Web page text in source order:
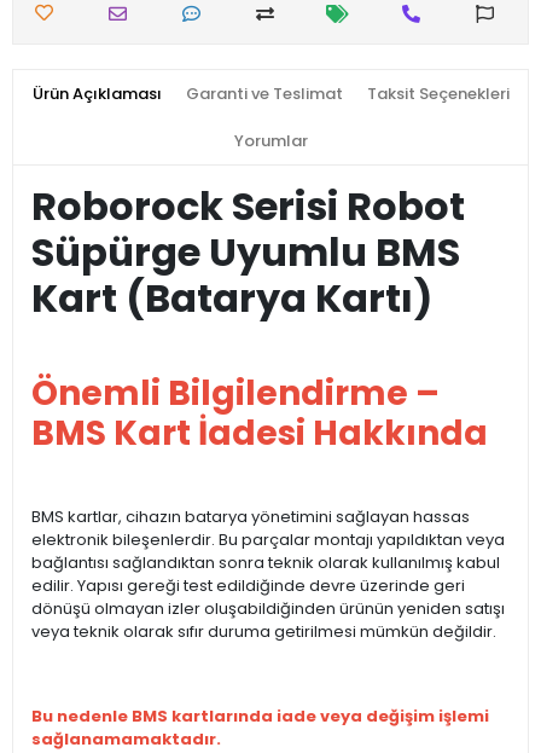
Ürün Açıklaması Garanti ve Teslimat Taksit Seçenekleri
Yorumlar
Roborock Serisi Robot
Süpürge Uyumlu BMS
Kart (Batarya Kartı)
Önemli Bilgilendirme –
BMS Kart İadesi Hakkında
BMS kartlar, cihazın batarya yönetimini sağlayan hassas
elektronik bileşenlerdir. Bu parçalar montajı yapıldıktan veya
bağlantısı sağlandıktan sonra teknik olarak kullanılmış kabul
edilir. Yapısı gereği test edildiğinde devre üzerinde geri
dönüşü olmayan izler oluşabildiğinden ürünün yeniden satışı
veya teknik olarak sıfır duruma getirilmesi mümkün değildir.
Bu nedenle BMS kartlarında iade veya değişim işlemi
sağlanamamaktadır.